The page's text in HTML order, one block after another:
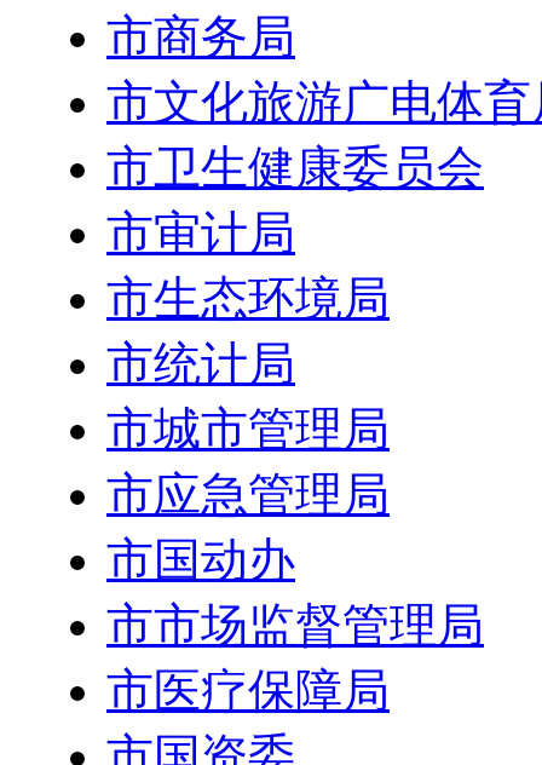
市商务局
市文化旅游广电体育
市卫生健康委员会
市审计局
市生态环境局
市统计局
市城市管理局
市应急管理局
市国动办
市市场监督管理局
市医疗保障局